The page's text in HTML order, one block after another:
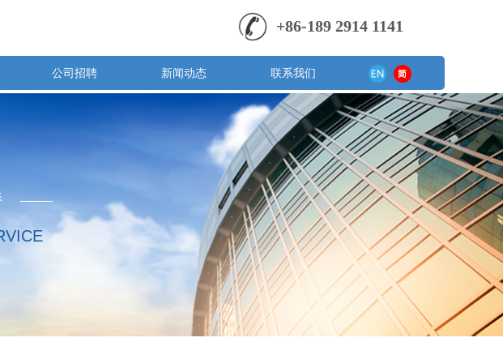
公司招聘 新闻动态 联系我们
+86-189 2914 1141